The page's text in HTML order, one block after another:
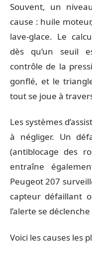
Souvent, un
cause : huile
lave-glace. Le
dès qu’un seuil
contrôle de la
gonflé, et le
tout se joue à
Les systèmes
à négliger. Un
(antiblocage des
entraîne
Peugeot 207
capteur défaillant
l’alerte se
Voici les causes les